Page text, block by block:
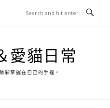
愛貓日常
彩掌握在自己的手裡。